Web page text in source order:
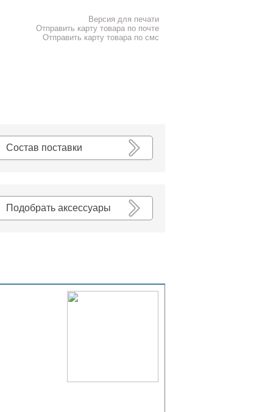
Версия для печати
Отправить карту товара по почте
Отправить карту товара по смс
Состав поставки
Подобрать аксессуары